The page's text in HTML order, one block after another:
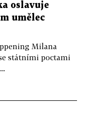
oslavuje
umělec
Milana
státními poctami